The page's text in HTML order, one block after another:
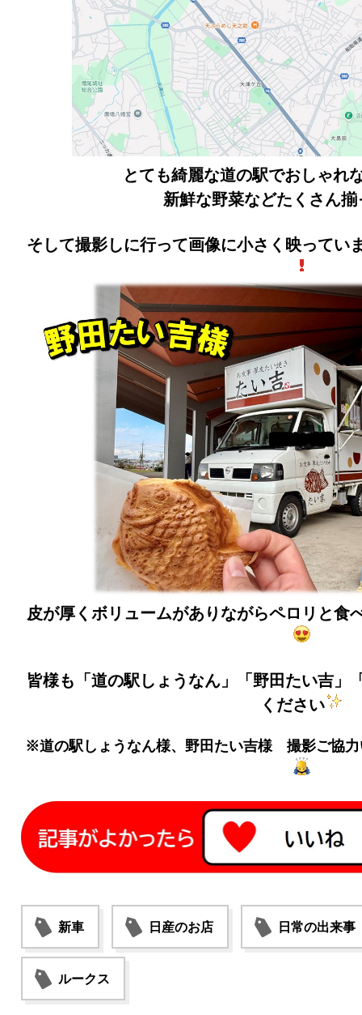
とても綺麗な道の駅でおしゃれ
新鮮な野菜などたくさん揃
そして撮影しに行って画像に小さく映ってい
皮が厚くボリュームがありながらペロリと食
皆様も「道の駅しょうなん」「野田たい吉」
ください
※道の駅しょうなん様、野田たい吉様 撮影ご協力
新車 日産のお店 日常の出来事
ルークス